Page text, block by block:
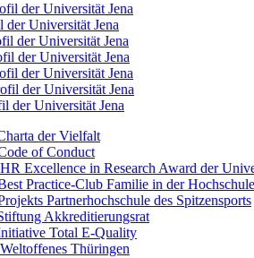
der Universität Jena
Universität Jena
der Universität Jena
der Universität Jena
der Universität Jena
der Universität Jena
der Universität Jena
der Vielfalt
of Conduct
Excellence in Research Award der
Practice-Club Familie in der Hochschule
Partnerhochschule des Spitzensports
Akkreditierungsrat
Total E-Quality
Thüringen